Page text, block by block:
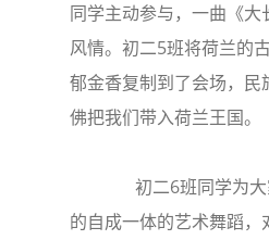
同学主动参与，一曲《大
风情。初二5班将荷兰的
郁金香复制到了会场，民
佛把我们带入荷兰王国。
初二6班同学为大
的自成一体的艺术舞蹈